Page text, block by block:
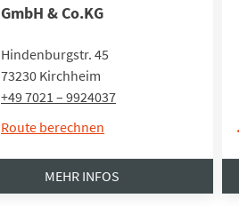
GmbH & Co.KG
Hindenburgstr. 45
73230 Kirchheim
+49 7021 – 9924037
Route berechnen
MEHR INFOS